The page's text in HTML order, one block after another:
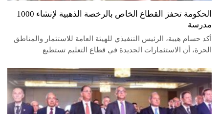
الحكومة تحفز القطاع الخاص بالرخصة الذهبية لإنشاء 1000
مدرسة
أكد حسام هيبة، الرئيس التنفيذي للهيئة العامة للاستثمار والمناطق
الحرة، أن الاستثمارات الجديدة في قطاع التعليم تستطيع